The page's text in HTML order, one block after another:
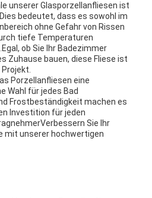
unserer Glasporzellanfliesen ist
bedeutet, dass es sowohl im
ohne Gefahr von Rissen
tiefe Temperaturen
ob Sie Ihr Badezimmer
Zuhause bauen, diese Fliese ist
Porzellanfliesen eine
Wahl für jedes Bad
Frostbeständigkeit machen es
Investition für jeden
Sie Ihr
mit unserer hochwertigen